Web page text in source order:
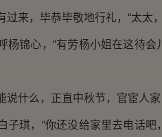
来，毕恭毕敬地行礼，“太太
锦心，“有劳杨小姐在这待会
什么，正直中秋节，官宦人家
琪，“你还没给家里去电话吧